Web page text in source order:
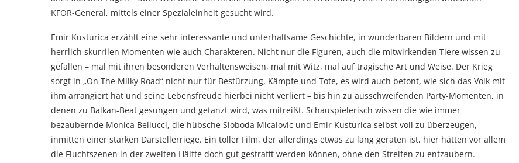
KFOR-General, mittels einer Spezialeinheit gesucht wird.
Emir Kusturica erzählt eine sehr interessante und unterhaltsame Geschichte, in wunderbaren Bildern und mit
herrlich skurrilen Momenten wie auch Charakteren. Nicht nur die Figuren, auch die mitwirkenden Tiere wissen zu
gefallen – mal mit ihren besonderen Verhaltensweisen, mal mit Witz, mal auf tragische Art und Weise. Der Krieg
sorgt in „On The Milky Road“ nicht nur für Bestürzung, Kämpfe und Tote, es wird auch betont, wie sich das Volk mit
ihm arrangiert hat und seine Lebensfreude hierbei nicht verliert – bis hin zu ausschweifenden Party-Momenten, in
denen zu Balkan-Beat gesungen und getanzt wird, was mitreißt. Schauspielerisch wissen die wie immer
bezaubernde Monica Bellucci, die hübsche Sloboda Micalovic und Emir Kusturica selbst voll zu überzeugen,
inmitten einer starken Darstellerriege. Ein toller Film, der allerdings etwas zu lang geraten ist, hier hätten vor allem
die Fluchtszenen in der zweiten Hälfte doch gut gestrafft werden können, ohne den Streifen zu entzaubern.